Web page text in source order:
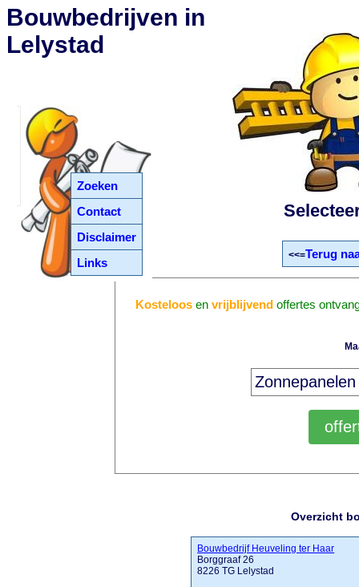
Zoeken
Contact
Disclaimer
Links
Bouwbedrijven in
Lelystad
<<=Terug
Kosteloos envrijblijvend offertes
Overzicht
Bouwbedrijf Heuveling ter Haar
Borggraaf 26
8226 TG Lelystad